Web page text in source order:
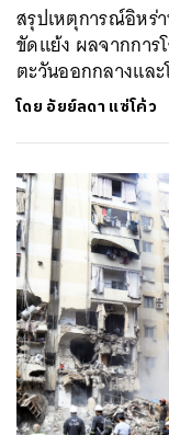
สรุปเหตุการณ์อิหร่
ขัดแย้ง ผลจากกา
ตะวันออกกลางแล
โดย อัยย์ลดา แซ่โค้ว